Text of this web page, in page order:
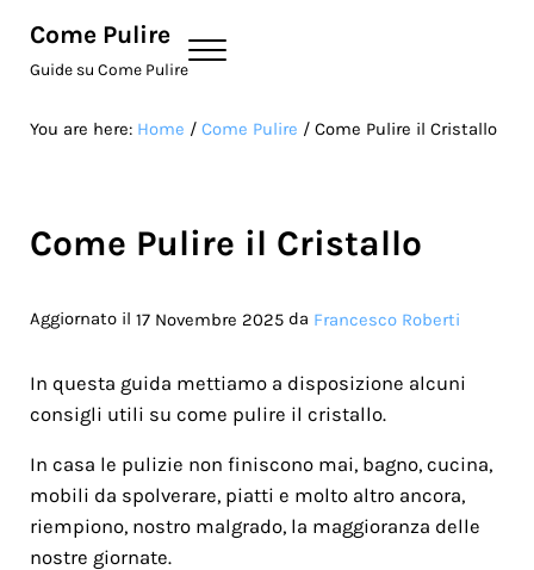
Come Pulire
Guide su Come Pulire
Menu
You are here: Home / Come Pulire /Come Pulire il Cristallo
Come Pulire il Cristallo
Aggiornato il 17 Novembre 2025da Francesco Roberti
In questa guida mettiamo a disposizione alcuni
consigli utili su come pulire il cristallo.
In casa le pulizie non finiscono mai, bagno, cucina,
mobili da spolverare, piatti e molto altro ancora,
riempiono, nostro malgrado, la maggioranza delle
nostre giornate.